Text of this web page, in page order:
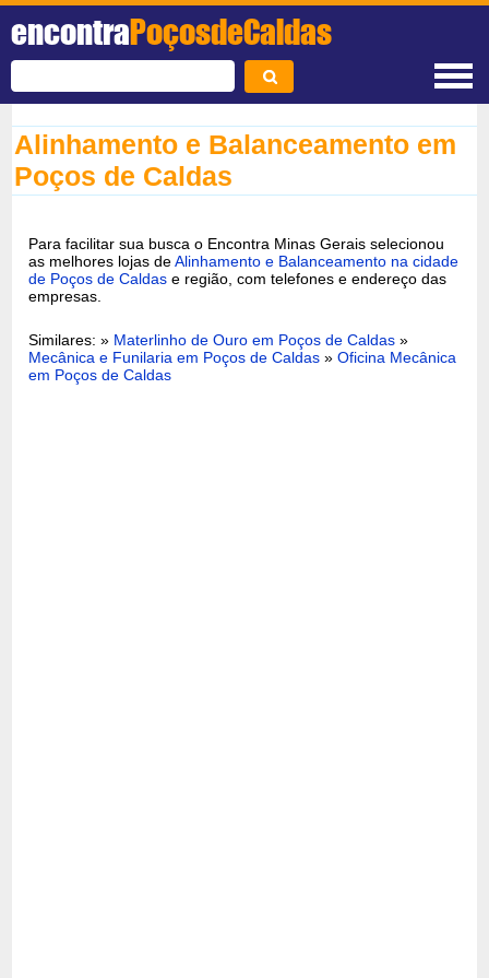
encontraPoçosdeCaldas
Alinhamento e Balanceamento em
Poços de Caldas
Para facilitar sua busca o Encontra Minas Gerais selecionou
as melhores lojas deAlinhamento e Balanceamento na cidade
de Poços de Caldas e região, com telefones e endereço das
empresas.
Similares: » Materlinho de Ouro em Poços de Caldas»
Mecânica e Funilaria em Poços de Caldas »Oficina Mecânica
em Poços de Caldas